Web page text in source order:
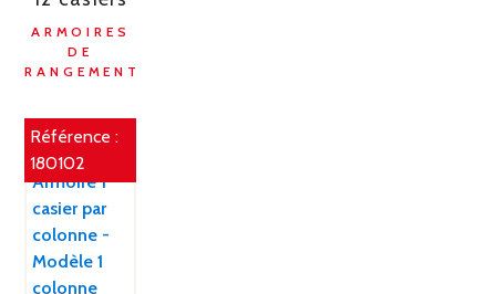
ARMOIRES
DE
RANGEMENT
Référence :
180102